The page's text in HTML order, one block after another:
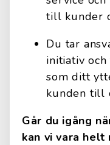
till kunder
Du tar
initiativ
som ditt
kunden till
Går du igång
kan vi vara